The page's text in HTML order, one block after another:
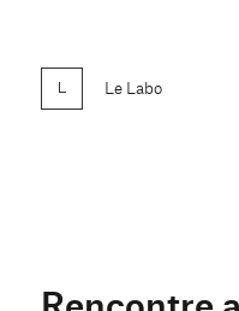
Le Labo